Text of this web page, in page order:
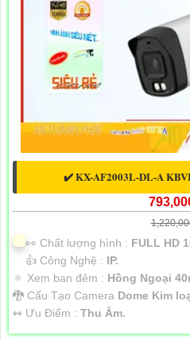
✔️ KX-AF2003L-DL-A
️👀 Chất lượng hình : FULL HD
👍 Công Nghệ : IP.
🔅 Xem ban đêm : Hồng Ngoại
🐉️ Cấu Tạo Camera Dome Kim
️↭ Ưu Điểm : Thu Âm.